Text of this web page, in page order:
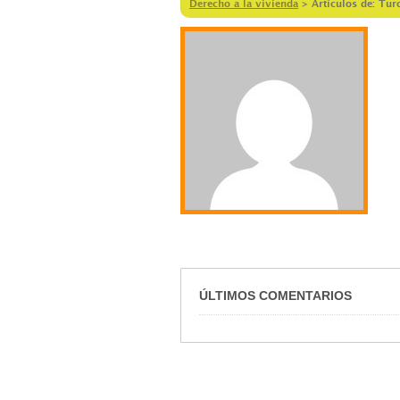
Derecho a la vivienda > Artículos de:
ÚLTIMOS COMENTARIOS